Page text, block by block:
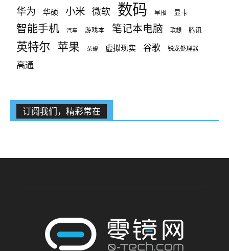
华为 华硕 小米 微软 数码 早报 显卡
智能手机 汽车 游戏本 笔记本电脑 联想 腾讯
英特尔 苹果 荣耀 虚拟现实 谷歌 锐龙处理器
高通
订阅我们，精彩常在